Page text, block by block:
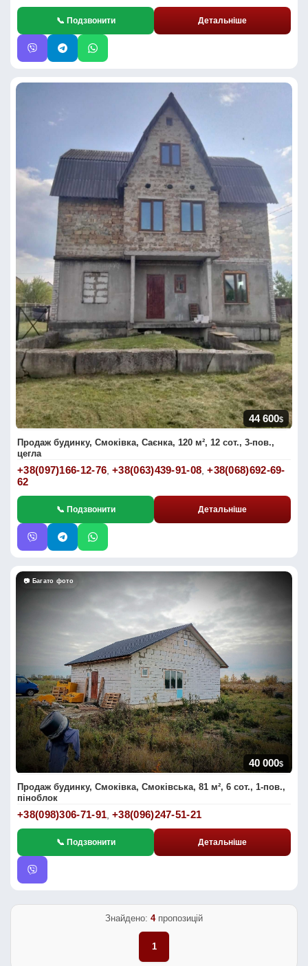
📞 Подзвонити Детальніше
44 600$
Продаж будинку, Смоківка, Саєнка, 120 м², 12 сот., 3-пов.,
цегла
+38(097)166-12-76 ,+38(063)439-91-08 ,+38(068)692-69-
62
📞 Подзвонити Детальніше
📷 Багато фото
40 000$
Продаж будинку, Смоківка, Смоківська, 81 м², 6 сот., 1-пов.,
піноблок
+38(098)306-71-91 ,+38(096)247-51-21
📞 Подзвонити Детальніше
Знайдено: 4пропозицій
1